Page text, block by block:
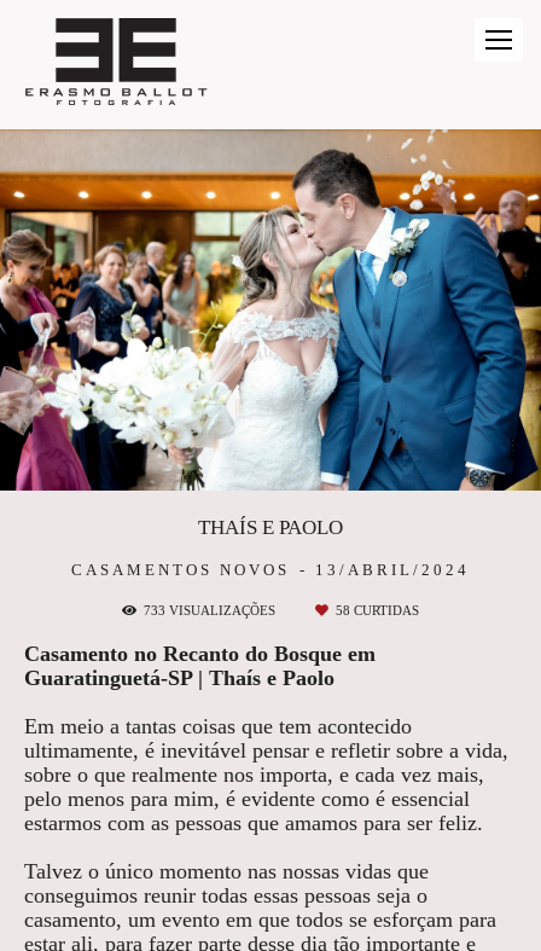
CASAMENTOS NOVOS 13/ABRIL/2024
THAÍS E PAOLO
733 VISUALIZAÇÕES 58 CURTIDAS
Casamento no Recanto do Bosque em
Guaratinguetá-SP | Thaís e Paolo
Em meio a tantas coisas que tem acontecido
ultimamente, é inevitável pensar e refletir sobre a vida,
sobre o que realmente nos importa, e cada vez mais,
pelo menos para mim, é evidente como é essencial
estarmos com as pessoas que amamos para ser feliz.
Talvez o único momento nas nossas vidas que
conseguimos reunir todas essas pessoas seja o
casamento, um evento em que todos se esforçam para
estar ali, para fazer parte desse dia tão importante e